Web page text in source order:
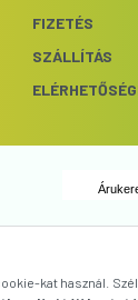
FIZETÉS
SZÁLLÍTÁS
kat használ.